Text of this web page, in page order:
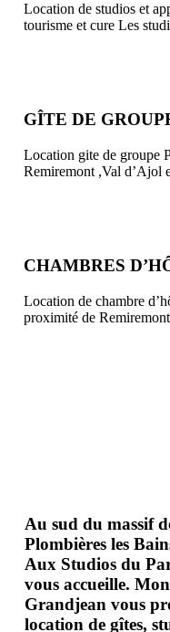
Location de studios et
tourisme et cure Les
GÎTE DE
Location gite de groupe
Remiremont ,Val d’Ajol
CHAMBRES
Location de chambre
proximité de
Au sud du massif
Plombières les
Aux Studios du
vous accueille.
Grandjean vous
location de gîtes,